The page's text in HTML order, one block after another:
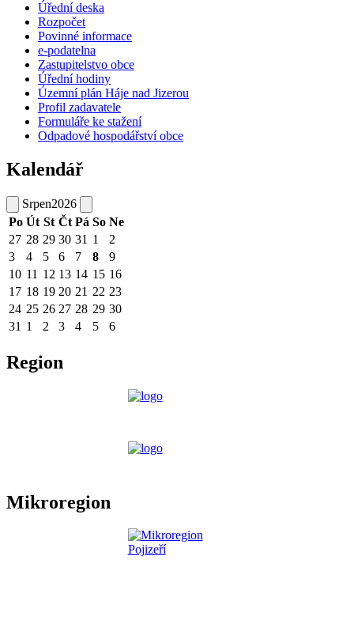
Úřední deska
Rozpočet
Povinné informace
e-podatelna
Zastupitelstvo obce
Úřední hodiny
Územní plán Háje nad Jizerou
Profil zadavatele
Formuláře ke stažení
Odpadové hospodářství obce
Kalendář
Srpen2026
Po Út St Čt Pá So Ne
27 28 29 30 31 1
2
3
4 5 6 7 8
9
10 11 12 13 14 15 16
17 18 19 20 21 22 23
24 25 26 27 28 29 30
31 1 2 3 4 5 6
Region
Mikroregion